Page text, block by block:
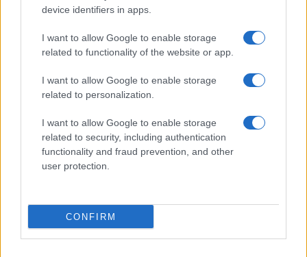
device identifiers in apps.
I want to allow Google to enable storage
related to functionality of the website or app.
I want to allow Google to enable storage
related to personalization.
I want to allow Google to enable storage
related to security, including authentication
functionality and fraud prevention, and other
user protection.
CONFIRM
Come scegliere le scarpe da running donna: comfort